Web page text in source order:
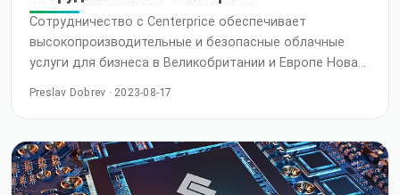
Сотрудничество с Centerprice обеспечивает
высокопроизводительные и безопасные облачные
услуги для бизнеса в Великобритании и Европе Новая
локация предлагает высокую доступность,
высокопроизводительных облачных решений, рад
объявить об открытии своей новой облачной
локации в Кардиффе, Великобритания. Это
Preslav Dobrev · 2023-08-17